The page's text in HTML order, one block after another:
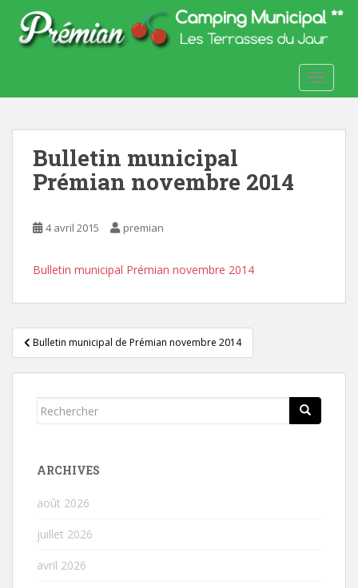
o
Bulletin municipal
Prémian novembre 2014
4 avril 2015 premian
Bulletin municipal Prémian novembre 2014
Navigation
de
l’article
Bulletin municipal de Prémian novembre 2014
Rechercher...
ARCHIVES
août 2026
juillet 2026
avril 2026